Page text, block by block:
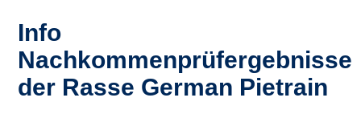
Info
Nachkommenprüfergebnisse
der Rasse German Pietrain